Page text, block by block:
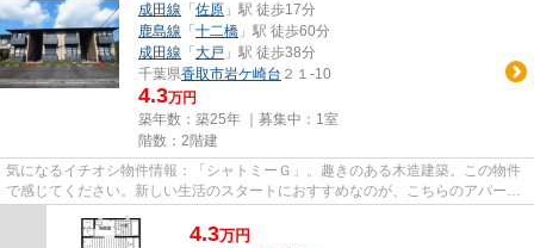
成田線 「 佐原 」駅 徒歩17分
鹿島線 「 十二橋 」駅 徒歩60分
成田線 「 大戸 」駅 徒歩38分
千葉県香取市岩ケ崎台 ２１-10
4.3万円
築年数：築25年 ｜募集中： 1室
階数：2階建
気になるイチオシ物件情報：「シャトミーＧ」。趣きのある木造建築。この物件
で感じてください。新しい生活のスタートにおすすめなのが、こちらのアパート
です。香取市の賃貸情報を豊...
4.3万円